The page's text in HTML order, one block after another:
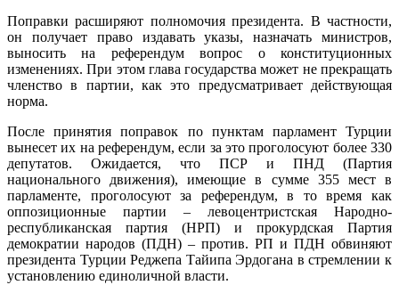
Поправки расширяют полномочия президента. В частности,
он получает право издавать указы, назначать министров,
выносить на референдум вопрос о конституционных
изменениях. При этом глава государства может не прекращать
членство в партии, как это предусматривает действующая
норма.
После принятия поправок по пунктам парламент Турции
вынесет их на референдум, если за это проголосуют более 330
депутатов. Ожидается, что ПСР и ПНД (Партия
национального движения), имеющие в сумме 355 мест в
парламенте, проголосуют за референдум, в то время как
оппозиционные партии – левоцентристская Народно-
республиканская партия (НРП) и прокурдская Партия
демократии народов (ПДН) – против. РП и ПДН обвиняют
президента Турции Реджепа Тайипа Эрдогана в стремлении к
установлению единоличной власти.